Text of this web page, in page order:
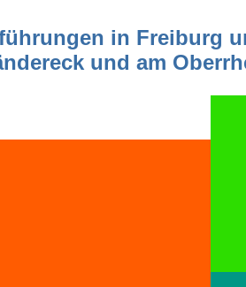
in Freiburg
und am